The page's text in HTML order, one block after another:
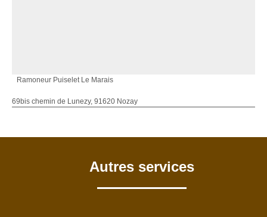
Ramoneur Puiselet Le Marais
69bis chemin de Lunezy, 91620 Nozay
Autres services